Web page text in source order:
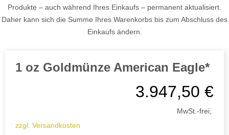
Produkte – auch während Ihres Einkaufs – permanent aktualisiert.
Daher kann sich die Summe Ihres Warenkorbs bis zum Abschluss des
Einkaufs ändern.
1 oz Goldmünze American Eagle*
3.947,50 €
MwSt.-frei,
zzgl. Versandkosten